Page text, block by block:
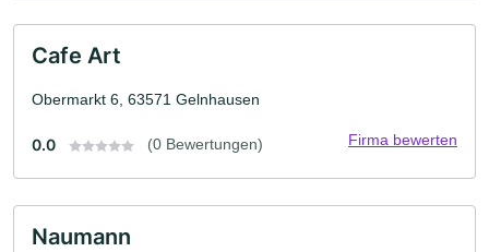
Cafe Art
Obermarkt 6, 63571 Gelnhausen
0.0 (0 Bewertungen) Firma bewerten
Naumann